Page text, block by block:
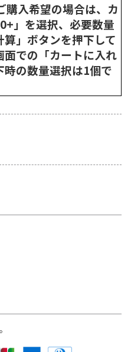
入希望の場合は、カ
」を選択、必要数量
」ボタンを押下して
面での「カートに入れ
時の数量選択は1個で